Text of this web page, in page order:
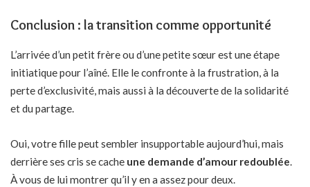
Conclusion : la transition comme opportunité
L’arrivée d’un petit frère ou d’une petite sœur est une étape
initiatique pour l’aîné. Elle le confronte à la frustration, à la
perte d’exclusivité, mais aussi à la découverte de la solidarité
et du partage.
Oui, votre fille peut sembler insupportable aujourd’hui, mais
derrière ses cris se cache une demande d’amour redoublée.
À vous de lui montrer qu’il y en a assez pour deux.